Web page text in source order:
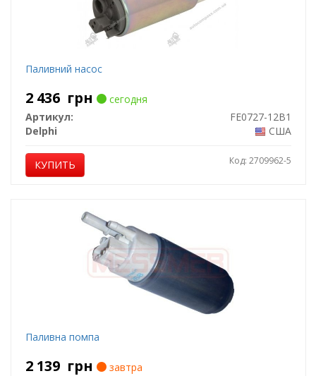
Паливний насос
2 436 грн
сегодня
Артикул:
FE0727-12B1
Delphi
США
КУПИТЬ Код: 2709962-5
Паливна помпа
2 139 грн
завтра